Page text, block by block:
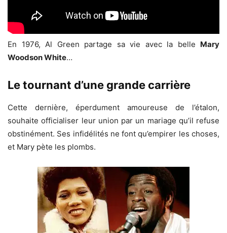
En 1976, Al Green partage sa vie avec la belle Mary
Woodson White…
Le tournant d’une grande carrière
Cette dernière, éperdument amoureuse de l’étalon,
souhaite officialiser leur union par un mariage qu’il refuse
obstinément. Ses infidélités ne font qu’empirer les choses,
et Mary pète les plombs.